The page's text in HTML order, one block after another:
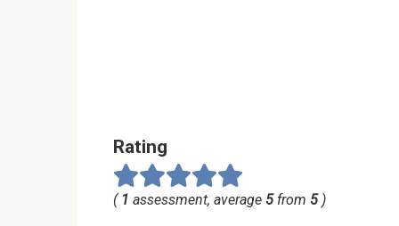
Rating
( 1 assessment, average 5from 5)